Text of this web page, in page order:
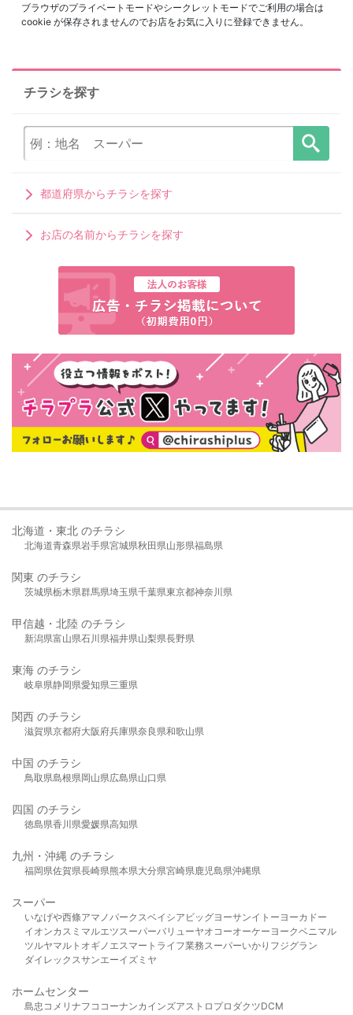
ブラウザのプライベートモードやシークレットモードでご利用の場合は
cookie が保存されませんのでお店をお気に入りに登録できません。
チラシを探す
都道府県からチラシを探す
お店の名前からチラシを探す
北海道・東北 のチラシ
北海道青森県岩手県宮城県秋田県山形県福島県
関東 のチラシ
茨城県栃木県群馬県埼玉県千葉県東京都神奈川県
甲信越・北陸 のチラシ
新潟県富山県石川県福井県山梨県長野県
東海 のチラシ
岐阜県静岡県愛知県三重県
関西 のチラシ
滋賀県京都府大阪府兵庫県奈良県和歌山県
中国 のチラシ
鳥取県島根県岡山県広島県山口県
四国 のチラシ
徳島県香川県愛媛県高知県
九州・沖縄 のチラシ
福岡県佐賀県長崎県熊本県大分県宮崎県鹿児島県沖縄県
スーパー
いなげや西條アマノパークスベイシア ビッグヨーサンイトーヨーカドー
イオンカスミ マルエツスーパーバリューヤオコーオーケー ヨークベニマル
ツルヤマルト オギノ エスマート ライフ業務スーパーいかり フジグラン
ダイレックスサンエーイズミヤ
ホームセンター
島忠 コメリ ナフコ コーナンカインズアストロプロダクツDCM